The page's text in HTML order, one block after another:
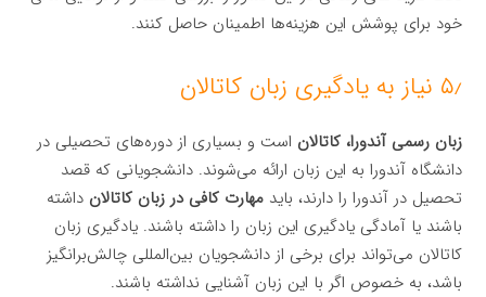
خود برای پوشش این هزینه‌ها اطمینان حاصل کنند.
۵٫ نیاز به یادگیری زبان کاتالان
زبان رسمی آندورا، کاتالان است و بسیاری از دوره‌های تحصیلی در
دانشگاه آندورا به این زبان ارائه می‌شوند. دانشجویانی که قصد
تحصیل در آندورا را دارند، بایدمهارت کافی در زبان کاتالان داشته
باشند یا آمادگی یادگیری این زبان را داشته باشند. یادگیری زبان
کاتالان می‌تواند برای برخی از دانشجویان بین‌المللی چالش‌برانگیز
باشد، به خصوص اگر با این زبان آشنایی نداشته باشند.